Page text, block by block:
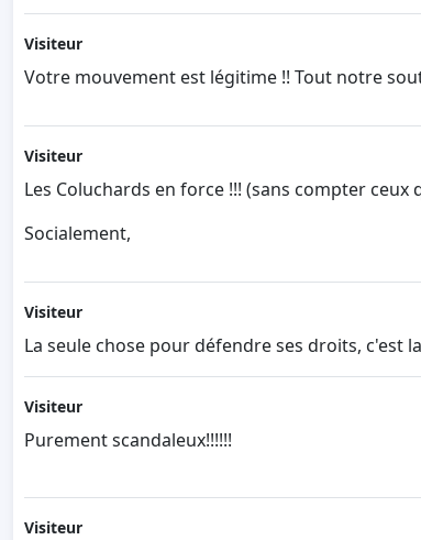
Visiteur
Votre mouvement est légitime !! Tout notre
Visiteur
Les Coluchards en force !!! (sans compter
Socialement,
Visiteur
La seule chose pour défendre ses droits, c'est
Visiteur
Purement scandaleux!!!!!!
Visiteur